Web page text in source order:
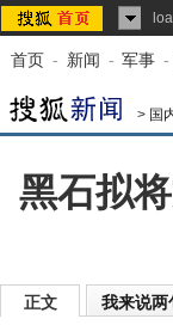
首页 - 新闻 - 军事 -
> 国
黑石拟
正文 我来说两